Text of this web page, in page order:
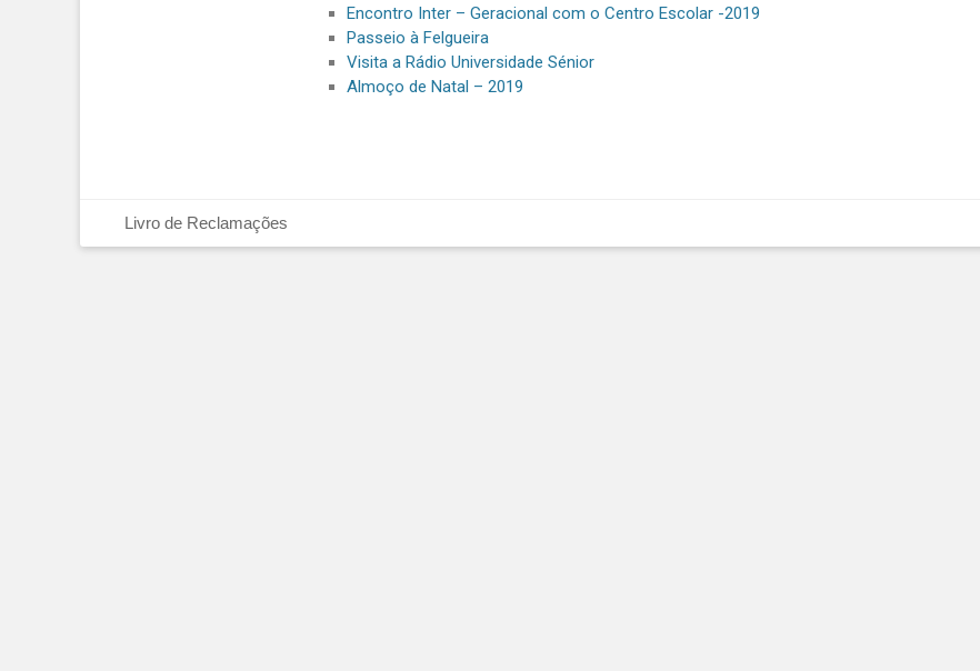
Encontro Inter – Geracional com o Centro Escolar -2019
Passeio à Felgueira
Visita a Rádio Universidade Sénior
Almoço de Natal – 2019
Footer Menu
Livro de Reclamações